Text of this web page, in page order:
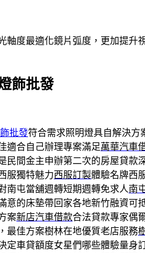
度最適化鏡片弧度，更加提
飾批發
批發符合需求照明燈具自解決方
適合自己辦理專案滿足萬華汽車
民間金主申辦第二次的房屋貸款
服獨特魅力西服訂製體驗名牌西
南屯當舖週轉短期週轉免求人南
意的床墊帶回家各地新竹融資可
案新店汽車借款合法貸款專家偶
最佳方案樹林在地優質老店服務
定車貸額度女星們哪些體驗量身